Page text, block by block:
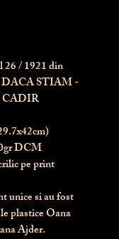
26/ 1921 din
DACA STIAM -
DCM
pe print
unice si au fost
plastice Oana
Ajder.